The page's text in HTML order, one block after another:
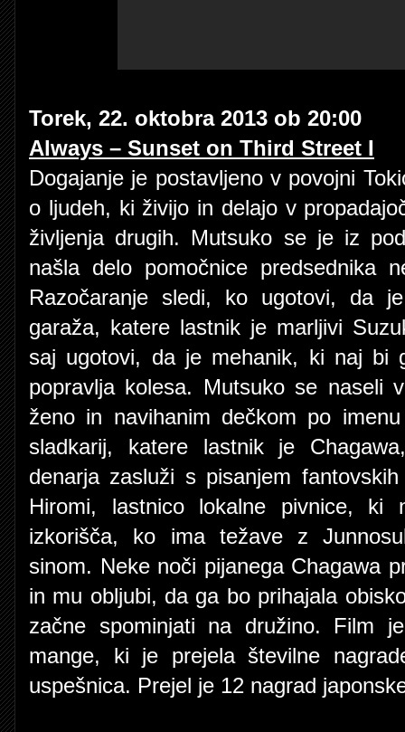
Torek, 22. oktobra 2013 ob 20:00
Always – Sunset on Third Street I
Dogajanje je postavljeno v povojni
o ljudeh, ki živijo in delajo v
življenja drugih. Mutsuko se je iz
našla delo pomočnice predsednika
Razočaranje sledi, ko ugotovi, da
garaža, katere lastnik je marljivi
saj ugotovi, da je mehanik, ki naj bi
popravlja kolesa. Mutsuko se naseli
ženo in navihanim dečkom po
sladkarij, katere lastnik je
denarja zasluži s pisanjem
Hiromi, lastnico lokalne pivnice, ki
izkorišča, ko ima težave z
sinom. Neke noči pijanega Chagawa
in mu obljubi, da ga bo prihajala
začne spominjati na družino. Film
mange, ki je prejela številne
uspešnica. Prejel je 12 nagrad